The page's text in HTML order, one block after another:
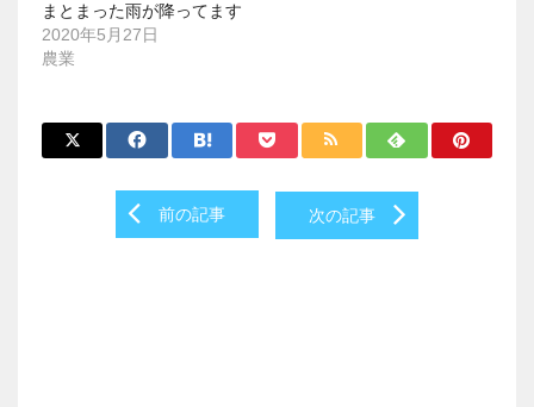
まとまった雨が降ってます
2020年5月27日
農業
navigation
前の記事 次の記事